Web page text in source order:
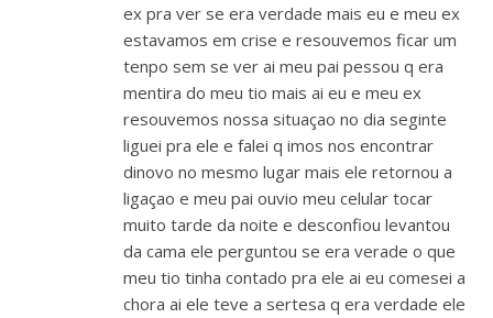
ex pra ver se era verdade mais eu e meu ex
estavamos em crise e resouvemos ficar um
tenpo sem se ver ai meu pai pessou q era
mentira do meu tio mais ai eu e meu ex
resouvemos nossa situaçao no dia seginte
liguei pra ele e falei q imos nos encontrar
dinovo no mesmo lugar mais ele retornou a
ligaçao e meu pai ouvio meu celular tocar
muito tarde da noite e desconfiou levantou
da cama ele perguntou se era verade o que
meu tio tinha contado pra ele ai eu comesei a
chora ai ele teve a sertesa q era verdade ele